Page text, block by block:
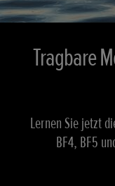
Tragbare
Lernen Sie jetzt
BF4, BF5